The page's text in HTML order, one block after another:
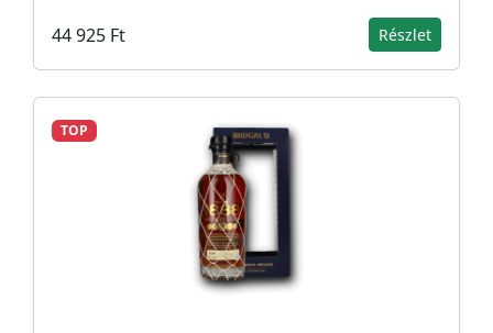
44 925 Ft Részlet
TOP